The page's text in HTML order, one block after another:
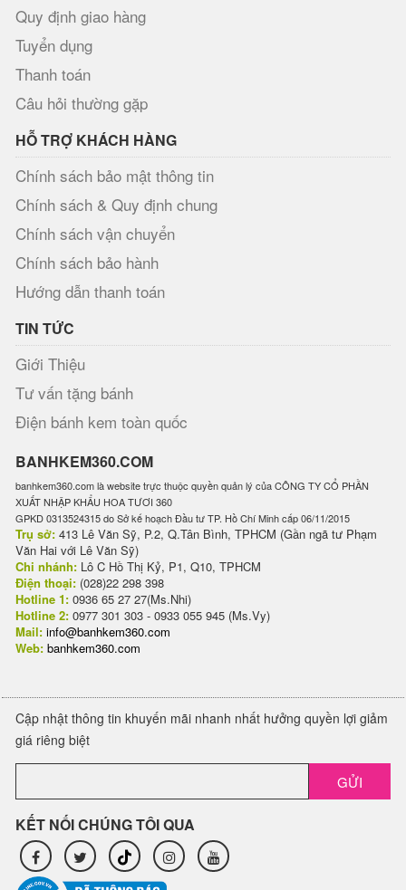
Quy định giao hàng
Tuyển dụng
Thanh toán
Câu hỏi thường gặp
HỖ TRỢ KHÁCH HÀNG
Chính sách bảo mật thông tin
Chính sách & Quy định chung
Chính sách vận chuyển
Chính sách bảo hành
Hướng dẫn thanh toán
TIN TỨC
Giới Thiệu
Tư vấn tặng bánh
Điện bánh kem toàn quốc
BANHKEM360.COM
banhkem360.com là website trực thuộc quyền quản lý của CÔNG TY CỔ PHẦN
XUẤT NHẬP KHẨU HOA TƯƠI 360
GPKD 0313524315 do Sở kế hoạch Đầu tư TP. Hồ Chí Minh cấp 06/11/2015
Trụ sở: 413 Lê Văn Sỹ, P.2, Q.Tân Bình, TPHCM (Gần ngã tư Phạm
Văn Hai với Lê Văn Sỹ)
Chi nhánh: Lô C Hồ Thị Kỷ, P1, Q10, TPHCM
Điện thoại: (028)22 298 398
Hotline 1: 0936 65 27 27(Ms.Nhi)
Hotline 2: 0977 301 303 - 0933 055 945 (Ms.Vy)
Mail: info@banhkem360.com
Web: banhkem360.com
Cập nhật thông tin khuyến mãi nhanh nhất hưởng quyền lợi giảm
giá riêng biệt
GỬI
KẾT NỐI CHÚNG TÔI QUA